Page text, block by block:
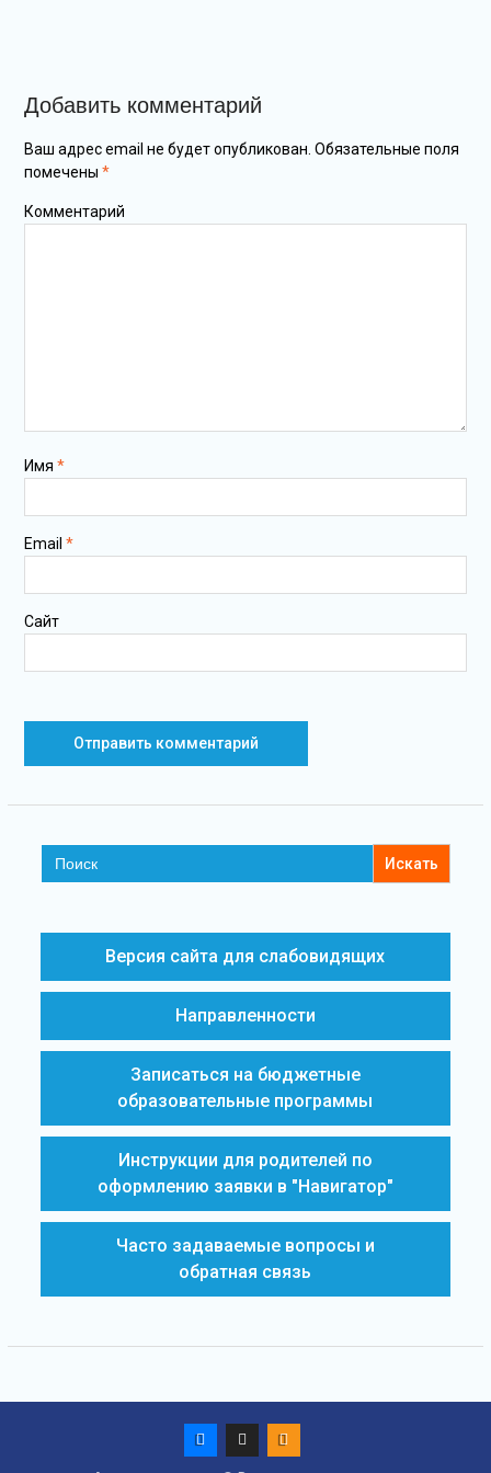
Добавить комментарий
Ваш адрес email не будет опубликован. Обязательные поля
помечены *
Комментарий
Имя *
Email *
Сайт
Search
for:
Версия сайта для слабовидящих
Направленности
Записаться на бюджетные
образовательные программы
Инструкции для родителей по
оформлению заявки в "Навигатор"
Часто задаваемые вопросы и
обратная связь